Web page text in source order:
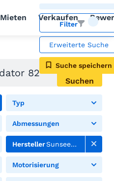
Mieten Verkaufen
Filter
Erweiterte Suche
Suche speichern
Suchen
Typ
Abmessungen
HerstellerSunseeker
Motorisierung